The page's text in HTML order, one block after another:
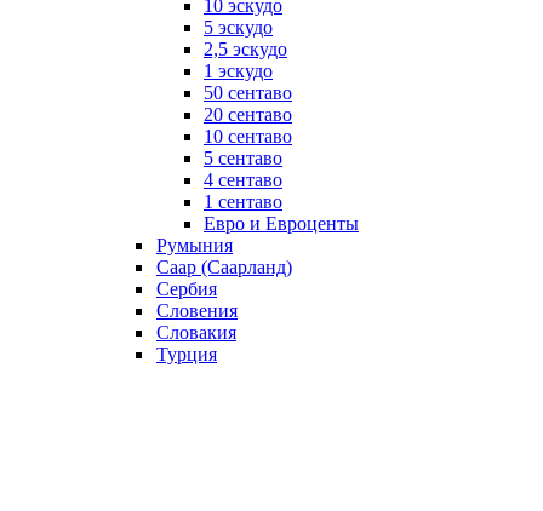
10 эскудо
5 эскудо
2,5 эскудо
1 эскудо
50 сентаво
20 сентаво
10 сентаво
5 сентаво
4 сентаво
1 сентаво
Евро и Евроценты
Румыния
Саар (Саарланд)
Сербия
Словения
Словакия
Турция